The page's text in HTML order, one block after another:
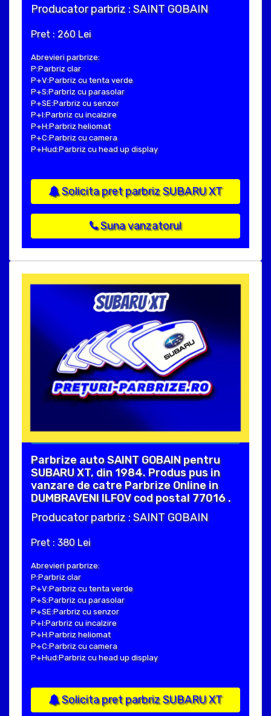
Producator parbriz : SAINT GOBAIN
Pret : 260 Lei
Abrevieri parbrize:
P:Parbriz clar
P+V:Parbriz cu tenta verde
P+S:Parbriz cu parasolar
P+SE:Parbriz cu senzor
P+I:Parbriz cu incalzire
P+H:Parbriz heliomat
P+C:Parbriz cu camera
P+Hud:Parbriz cu head up display
Solicita pret parbriz SUBARU XT
Suna vanzatorul
Parbrize auto SAINT GOBAIN pentru
SUBARU XT, din 1984. Produs pus in
vanzare de catre Parbrize Online in
DUMBRAVENI ILFOV cod postal 77016 .
Producator parbriz : SAINT GOBAIN
Pret : 380 Lei
Abrevieri parbrize:
P:Parbriz clar
P+V:Parbriz cu tenta verde
P+S:Parbriz cu parasolar
P+SE:Parbriz cu senzor
P+I:Parbriz cu incalzire
P+H:Parbriz heliomat
P+C:Parbriz cu camera
P+Hud:Parbriz cu head up display
Solicita pret parbriz SUBARU XT